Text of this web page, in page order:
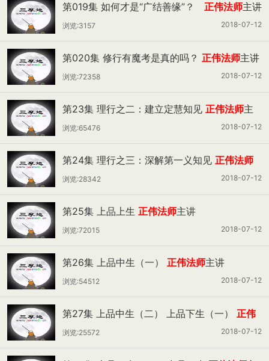
第019集 如何才是“广结善缘”？ 正伟法师主讲
2018-07-12
浏览:3157
第020集 修行有魔考是真的吗？ 正伟法师主讲
2018-07-12
浏览:72358
第23集 理行之二：建立定慧知见 正伟法师主
讲
2018-07-12
浏览:65476
第24集 理行之三：深解第一义知见 正伟法师
主讲
2018-07-12
浏览:28342
第25集 上品上生 正伟法师主讲
2018-07-12
浏览:72015
第26集 上品中生（一） 正伟法师主讲
2018-07-12
浏览:54512
第27集 上品中生（二） 上品下生（一） 正伟
法师主讲 2018-07-12
浏览:25572